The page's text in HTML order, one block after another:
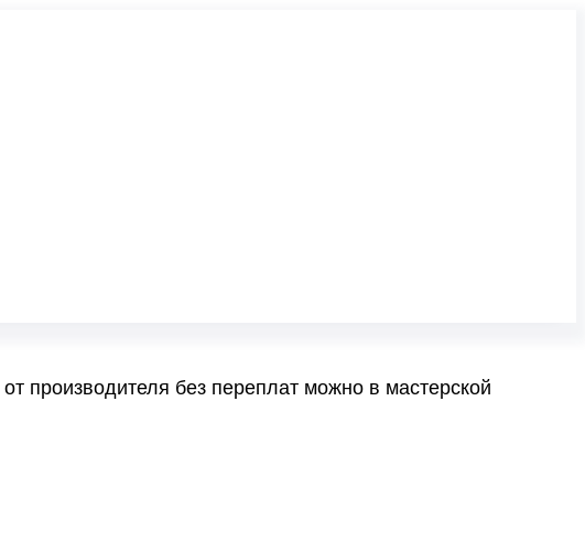
от производителя без переплат можно в мастерской